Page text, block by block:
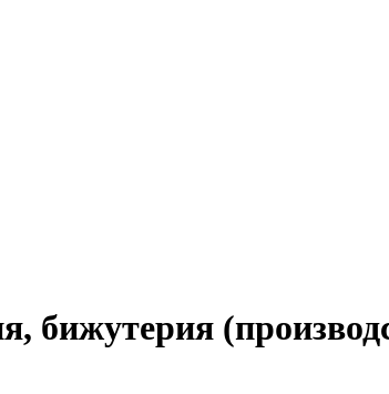
бижутерия